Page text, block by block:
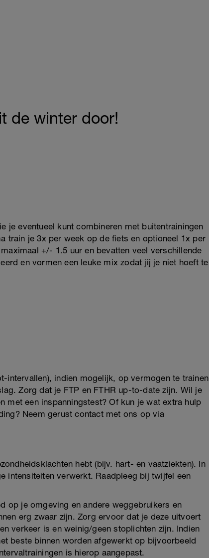
de winter door!
je eventueel kunt combineren met buitentrainingen
train je 3x per week op de fiets en optioneel 1x per
+/- 1.5 uur en bevatten veel verschillende
en vormen een leuke mix zodat jij je niet hoeft te
intervallen), indien mogelijk, op vermogen te trainen
Zorg dat je FTP en FTHR up-to-date zijn. Wil je
met een inspanningstest? Of kun je wat extra hulp
Neem gerust contact met ons op via
hebt (bijv. hart- en vaatziekten). In
intensiteiten verwerkt. Raadpleeg bij twijfel een
op je omgeving en andere weggebruikers en
erg zwaar zijn. Zorg ervoor dat je deze uitvoert
verkeer is en weinig/geen stoplichten zijn. Indien
beste binnen worden afgewerkt op bijvoorbeeld
is hierop aangepast.